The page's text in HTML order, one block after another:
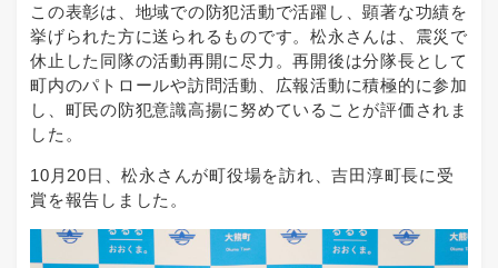
この表彰は、地域での防犯活動で活躍し、顕著な功績を
挙げられた方に送られるものです。松永さんは、震災で
休止した同隊の活動再開に尽力。再開後は分隊長として
町内のパトロールや訪問活動、広報活動に積極的に参加
し、町民の防犯意識高揚に努めていることが評価されま
した。
10月20日、松永さんが町役場を訪れ、吉田淳町長に受
賞を報告しました。